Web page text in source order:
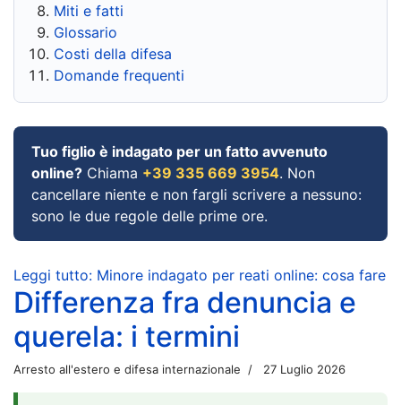
Miti e fatti
Glossario
Costi della difesa
Domande frequenti
Tuo figlio è indagato per un fatto avvenuto
online? Chiama +39 335 669 3954. Non
cancellare niente e non fargli scrivere a nessuno:
sono le due regole delle prime ore.
Leggi tutto: Minore indagato per reati online: cosa fare
Differenza fra denuncia e
querela: i termini
Arresto all'estero e difesa internazionale 27 Luglio 2026